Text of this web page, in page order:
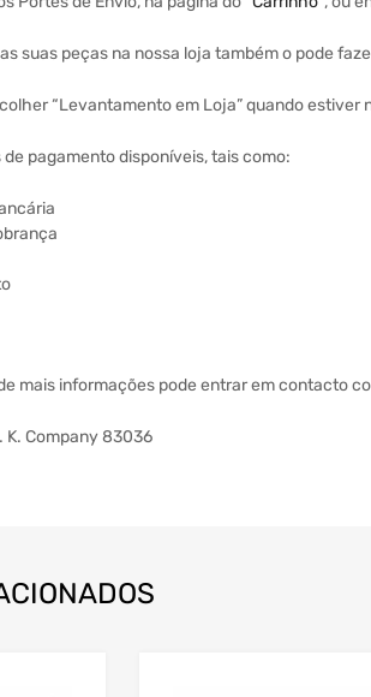
suas peças na nossa loja também o pode
“Levantamento em Loja” quando estiver
pagamento disponíveis, tais como:
mais informações pode entrar em contacto
K. Company 83036